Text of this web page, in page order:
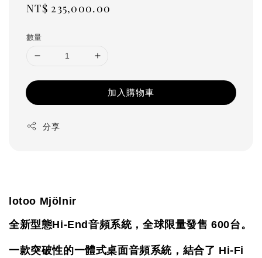
Regular
NT$ 235,000.00
數量
加入購物車
分享
lotoo Mjölnir
全新型態Hi-End音頻系統，全球限量發售 600台。
一款突破性的一體式桌面音頻系統，結合了 Hi-Fi